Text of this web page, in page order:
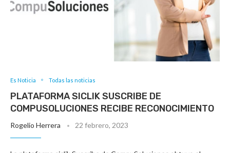
Es Noticia Todas las noticias
PLATAFORMA SICLIK SUSCRIBE DE
COMPUSOLUCIONES RECIBE RECONOCIMIENTO
Rogelio Herrera 22 febrero, 2023